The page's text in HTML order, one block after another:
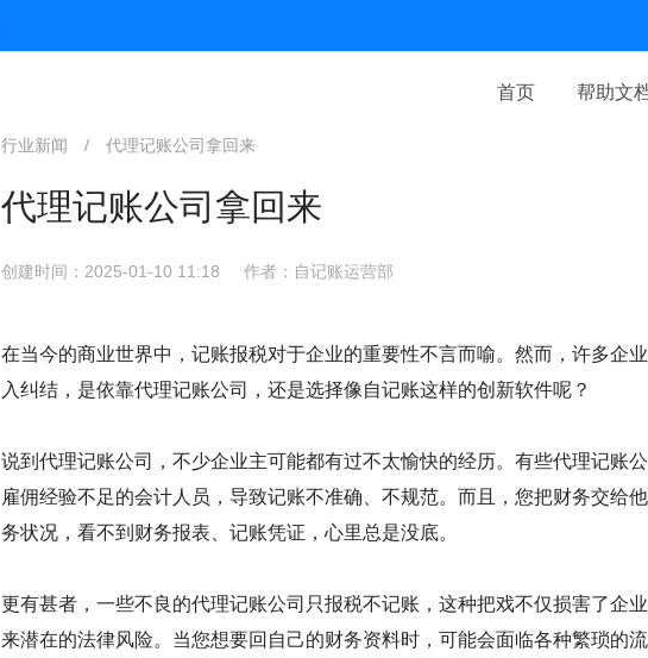
首页 帮助文
行业新闻 / 代理记账公司拿回来
代理记账公司拿回来
创建时间：2025-01-10 11:18 作者：自记账运营部
在当今的商业世界中，记账报税对于企业的重要性不言而喻。然而，许多企
入纠结，是依靠代理记账公司，还是选择像自记账这样的创新软件呢？
说到代理记账公司，不少企业主可能都有过不太愉快的经历。有些代理记账
雇佣经验不足的会计人员，导致记账不准确、不规范。而且，您把财务交给
务状况，看不到财务报表、记账凭证，心里总是没底。
更有甚者，一些不良的代理记账公司只报税不记账，这种把戏不仅损害了企
来潜在的法律风险。当您想要回自己的财务资料时，可能会面临各种繁琐的流